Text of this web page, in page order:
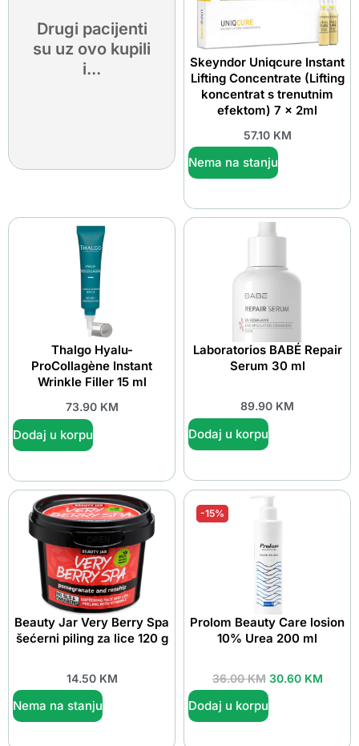
Drugi pacijenti
su uz ovo kupili
i...
Skeyndor Uniqcure Instant
Lifting Concentrate (Lifting
koncentrat s trenutnim
efektom) 7 x 2ml
57.10 KM
Nema na stanju
Thalgo Hyalu-
ProCollagène Instant
Wrinkle Filler 15 ml
73.90 KM
Dodaj u korpu
Laboratorios BABÉ Repair
Serum 30 ml
89.90 KM
Dodaj u korpu
Beauty Jar Very Berry Spa
šećerni piling za lice 120 g
14.50 KM
Nema na stanju
-15%
Prolom Beauty Care losion
10% Urea 200 ml
36.00KM 30.60 KM
Dodaj u korpu